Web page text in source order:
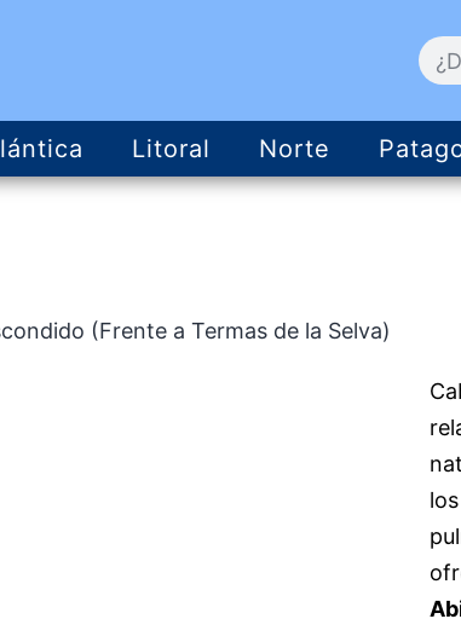
Litoral Norte
(Frente a Termas de la Selva)